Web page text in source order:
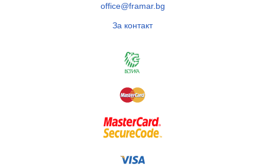
office@framar.bg
За контакт